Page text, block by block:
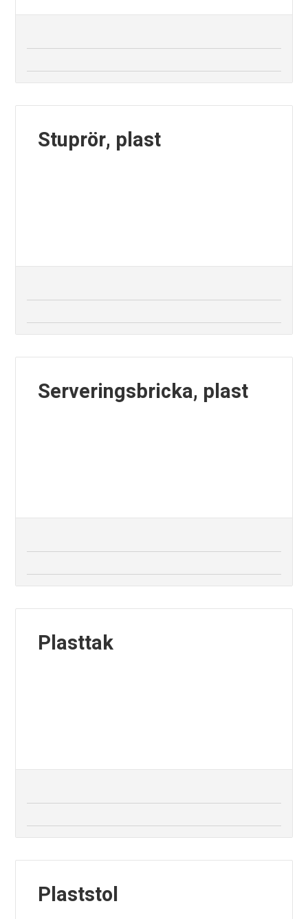
Stuprör, plast
Serveringsbricka, plast
Plasttak
Plaststol